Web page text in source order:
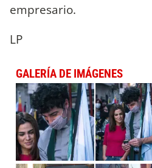
empresario.
LP
GALERÍA DE IMÁGENES